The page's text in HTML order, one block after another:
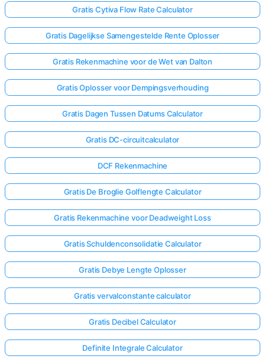
Gratis Cytiva Flow Rate Calculator
Gratis Dagelijkse Samengestelde Rente Oplosser
Gratis Rekenmachine voor de Wet van Dalton
Gratis Oplosser voor Dempingsverhouding
Gratis Dagen Tussen Datums Calculator
Gratis DC-circuitcalculator
DCF Rekenmachine
Gratis De Broglie Golflengte Calculator
Gratis Rekenmachine voor Deadweight Loss
Gratis Schuldenconsolidatie Calculator
Gratis Debye Lengte Oplosser
Gratis vervalconstante calculator
Gratis Decibel Calculator
Definite Integrale Calculator